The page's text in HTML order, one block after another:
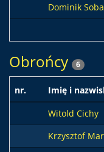
Dominik
Obrońcy 6
nr. Imię i
Witold Cichy
Krzysztof